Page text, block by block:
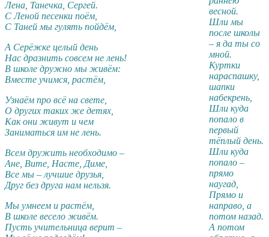
Лена, Танечка, Сергей.
С Леной песенки поём,
С Таней мы гулять пойдём,
А Серёжке целый день
Нас дразнить совсем не лень!
В школе дружно мы живём:
Вместе учимся, растём,
Узнаём про всё на свете,
О других таких же детях,
Как они живут и чем
Заниматься им не лень.
Всем дружить необходимо –
Ане, Вите, Насте, Диме,
Все мы – лучшие друзья,
Друг без друга нам нельзя.
Мы умнеем и растём,
В школе весело живём.
Пусть учительница верит –
весной.
Шли мы
после школы
– я да ты со
мной.
Куртки
нараспашку,
шапки
набекрень,
Шли куда
попало в
первый
тёплый день.
Шли куда
попало –
прямо
наугад,
Прямо и
направо, а
потом назад.
А потом